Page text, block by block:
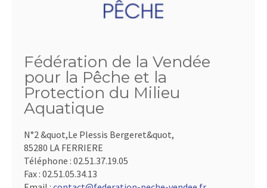
Fédération de la Vendée
pour la Pêche et la
Protection du Milieu
Aquatique
N°2 &quot,Le Plessis Bergeret&quot,
85280 LA FERRIERE
Téléphone : 02.51.37.19.05
Fax : 02.51.05.34.13